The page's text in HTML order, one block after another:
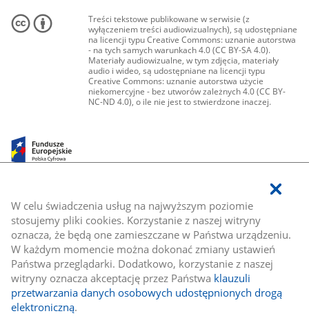
W celu świadczenia usług na najwyższym poziomie
stosujemy pliki cookies. Korzystanie z naszej witryny
oznacza, że będą one zamieszczane w Państwa urządzeniu.
W każdym momencie można dokonać zmiany ustawień
Państwa przeglądarki. Dodatkowo, korzystanie z naszej
witryny oznacza akceptację przez Państwa klauzuli
przetwarzania danych osobowych udostępnionych drogą
elektroniczną.
Treści tekstowe publikowane w serwisie (z
wyłączeniem treści audiowizualnych), są udostępniane
na licencji typu Creative Commons: uznanie autorstwa
- na tych samych warunkach 4.0 (CC BY-SA 4.0).
Materiały audiowizualne, w tym zdjęcia, materiały
audio i wideo, są udostępniane na licencji typu
Creative Commons: uznanie autorstwa użycie
niekomercyjne - bez utworów zależnych 4.0 (CC BY-
NC-ND 4.0), o ile nie jest to stwierdzone inaczej.